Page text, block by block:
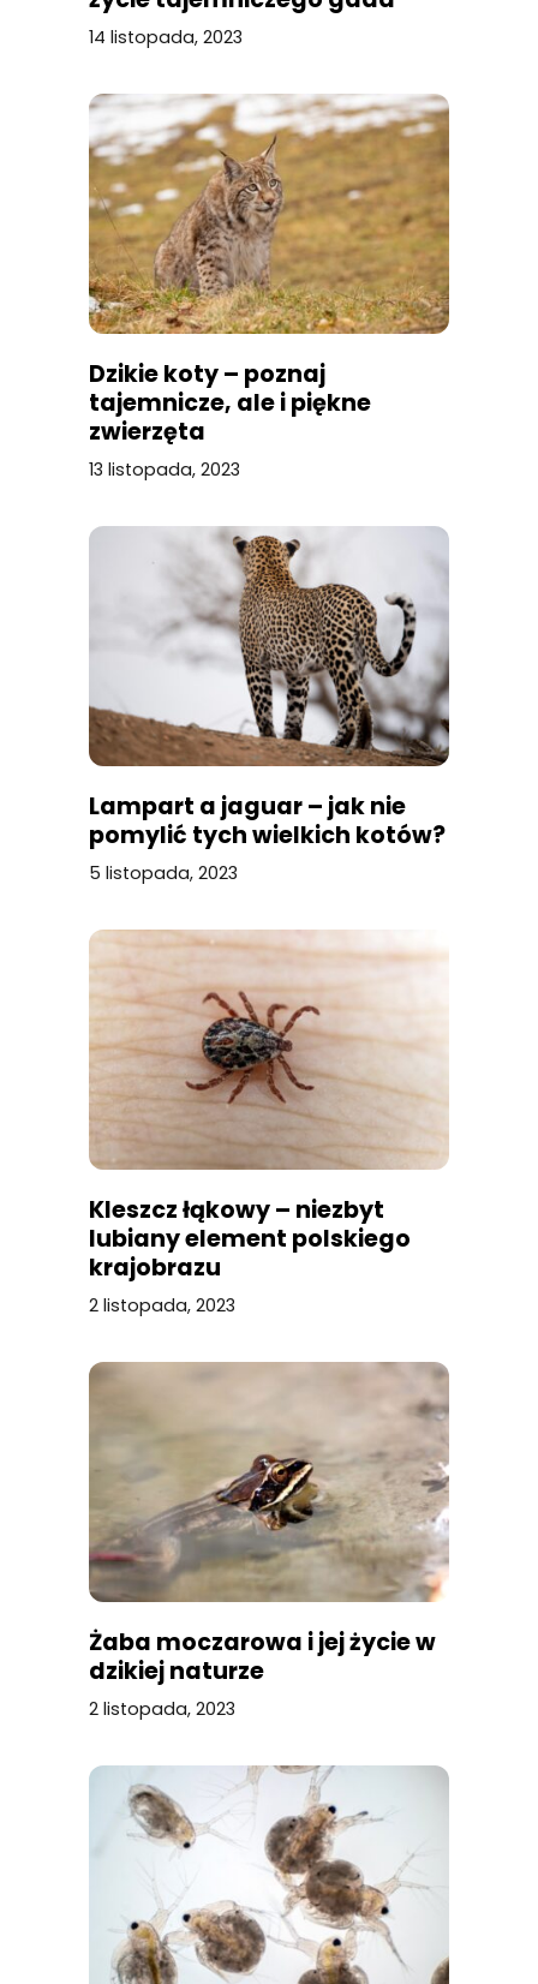
14 listopada, 2023
Dzikie koty – poznaj
tajemnicze, ale i piękne
zwierzęta
13 listopada, 2023
Lampart a jaguar – jak nie
pomylić tych wielkich kotów?
5 listopada, 2023
Kleszcz łąkowy – niezbyt
lubiany element polskiego
krajobrazu
2 listopada, 2023
Żaba moczarowa i jej życie w
dzikiej naturze
2 listopada, 2023